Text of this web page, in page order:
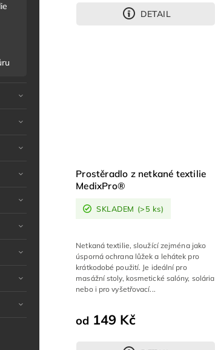
DETAIL
Prostěradlo z netkané textilie
MedixPro®
SKLADEM (>5 ks)
od 149 Kč
Netkaná textilie, sloužící zejména jako
úsporná ochrana lůžek a lehátek pro
krátkodobé použití. Je ideální pro
masážní stoly, kosmetické salóny, solária
nebo i pro vyšetřovací...